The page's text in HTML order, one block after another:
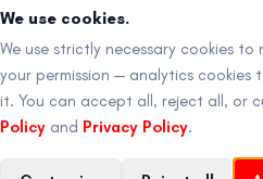
2026 RemotIQ Pty Ltd
Todos los derechos
LegalPrivacidad Términos Cookies
We use cookies.
We use strictly necessary cookies
your permission — analytics cookies
it. You can accept all, reject all, or
Policy and Privacy Policy.